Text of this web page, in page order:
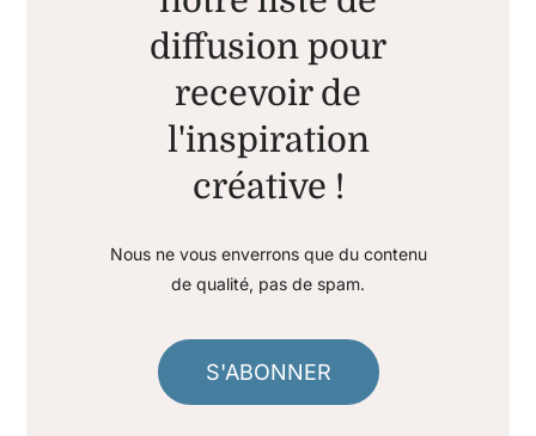
diffusion pour
recevoir de
l'inspiration
créative !
Nous ne vous enverrons que du contenu
de qualité, pas de spam.
S'ABONNER